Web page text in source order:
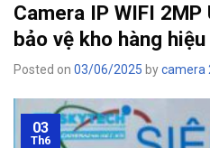
Camera IP WIFI 2MP
bảo vệ kho hàng
Posted on 03/06/2025 bycamera
03
Th6